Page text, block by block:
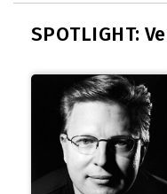
SPOTLIGHT: